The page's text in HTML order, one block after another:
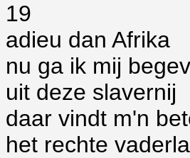
19
adieu dan Afrika
nu ga ik mij
uit deze slavernij
daar vindt m'n
het rechte